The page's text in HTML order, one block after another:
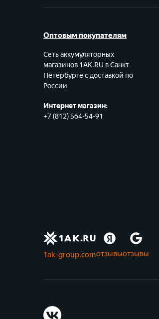
Оптовым покупателям
Сеть аккумуляторных
магазинов 1AK.RU в Санкт-
Петербурге с доставкой по
России
Интернет магазин:
+7 (812) 564-54-91
1ak-group.comотзывыотзывы